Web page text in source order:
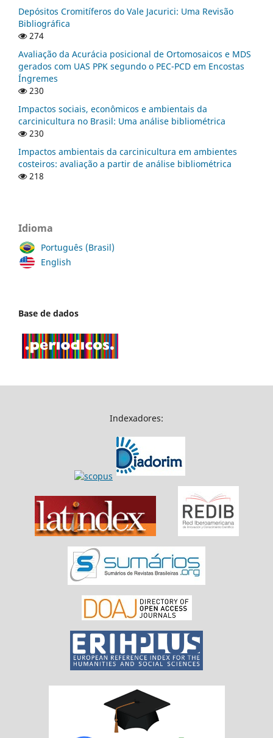
Depósitos Cromitíferos do Vale Jacurici: Uma Revisão
Bibliográfica
274
Avaliação da Acurácia posicional de Ortomosaicos e MDS
gerados com UAS PPK segundo o PEC-PCD em Encostas
Íngremes
230
Impactos sociais, econômicos e ambientais da
carcinicultura no Brasil: Uma análise bibliométrica
230
Impactos ambientais da carcinicultura em ambientes
costeiros: avaliação a partir de análise bibliométrica
218
Idioma
Português (Brasil)
English
Base de dados
Indexadores: